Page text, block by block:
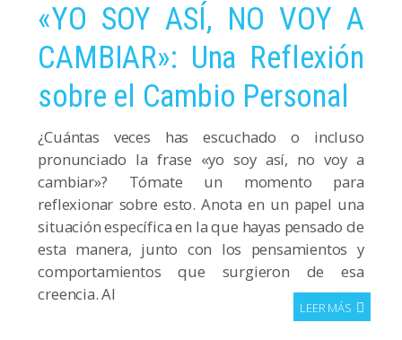
«YO SOY ASÍ, NO VOY A
CAMBIAR»: Una Reflexión
sobre el Cambio Personal
¿Cuántas veces has escuchado o incluso
pronunciado la frase «yo soy así, no voy a
cambiar»? Tómate un momento para
reflexionar sobre esto. Anota en un papel una
situación específica en la que hayas pensado de
esta manera, junto con los pensamientos y
comportamientos que surgieron de esa
creencia. Al
LEER MÁS